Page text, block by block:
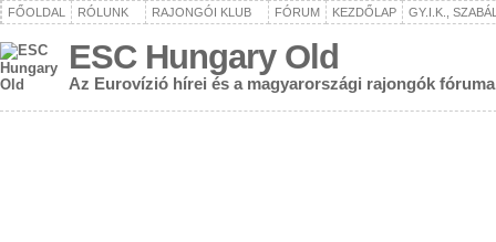
FŐOLDAL RÓLUNK RAJONGÓI KLUB FÓRUM KEZDŐLAP GY.I.K.,
ESC Hungary Old
Az Eurovízió hírei és a magyarországi rajongók fóruma